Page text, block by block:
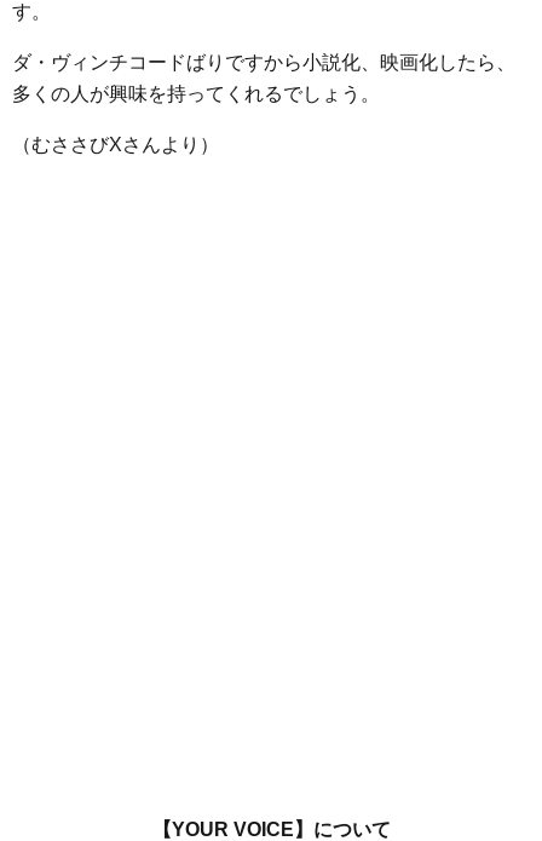
す。
ダ・ヴィンチコードばりですから小説化、映画化したら、
多くの人が興味を持ってくれるでしょう。
（むささびXさんより）
【YOUR VOICE】について